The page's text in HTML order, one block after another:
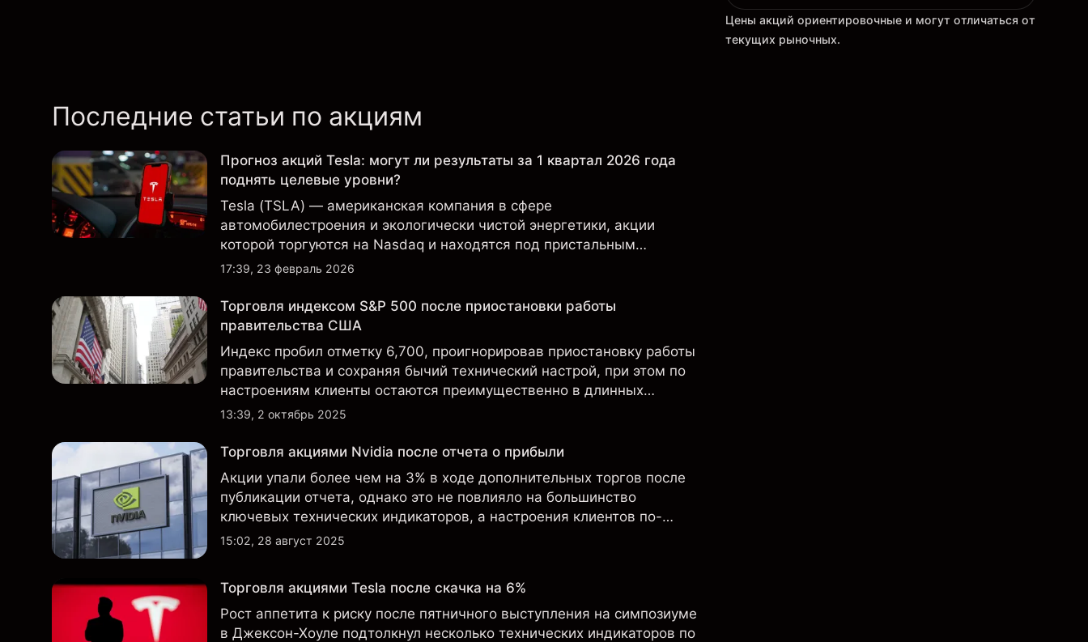
Последние статьи по акциям
Прогноз акций Tesla: могут ли результаты за 1 квартал 2026 года
поднять целевые уровни?
Tesla (TSLA) — американская компания в сфере
автомобилестроения и экологически чистой энергетики, акции
которой торгуются на Nasdaq и находятся под пристальным
вниманием инвесторов в связи с финансовыми результатами,
17:39, 23 февраль 2026
Торговля индексом S&P 500 после приостановки работы
правительства США
Индекс пробил отметку 6,700, проигнорировав приостановку работы
правительства и сохраняя бычий технический настрой, при этом по
настроениям клиенты остаются преимущественно в длинных
позициях.
13:39, 2 октябрь 2025
Торговля акциями Nvidia после отчета о прибыли
Акции упали более чем на 3% в ходе дополнительных торгов после
публикации отчета, однако это не повлияло на большинство
ключевых технических индикаторов, а настроения клиентов по-
прежнему остаются крайне оптимистичными.
15:02, 28 август 2025
Торговля акциями Tesla после скачка на 6%
Рост аппетита к риску после пятничного выступления на симпозиуме
в Джексон-Хоуле подтолкнул несколько технических индикаторов по
Цены акций ориентировочные и могут отличаться от
текущих рыночных.